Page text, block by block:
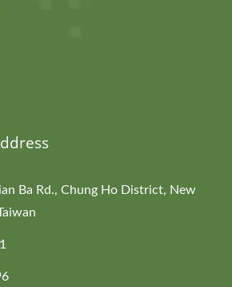
Ba Rd., Chung Ho District, New